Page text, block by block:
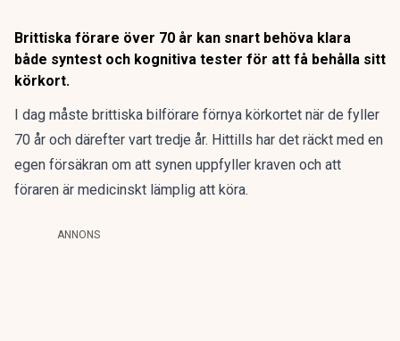
Brittiska förare över 70 år kan snart behöva klara
både syntest och kognitiva tester för att få behålla sitt
körkort.
I dag måste brittiska bilförare förnya körkortet när de fyller
70 år och därefter vart tredje år. Hittills har det räckt med en
egen försäkran om att synen uppfyller kraven och att
föraren är medicinskt lämplig att köra.
ANNONS